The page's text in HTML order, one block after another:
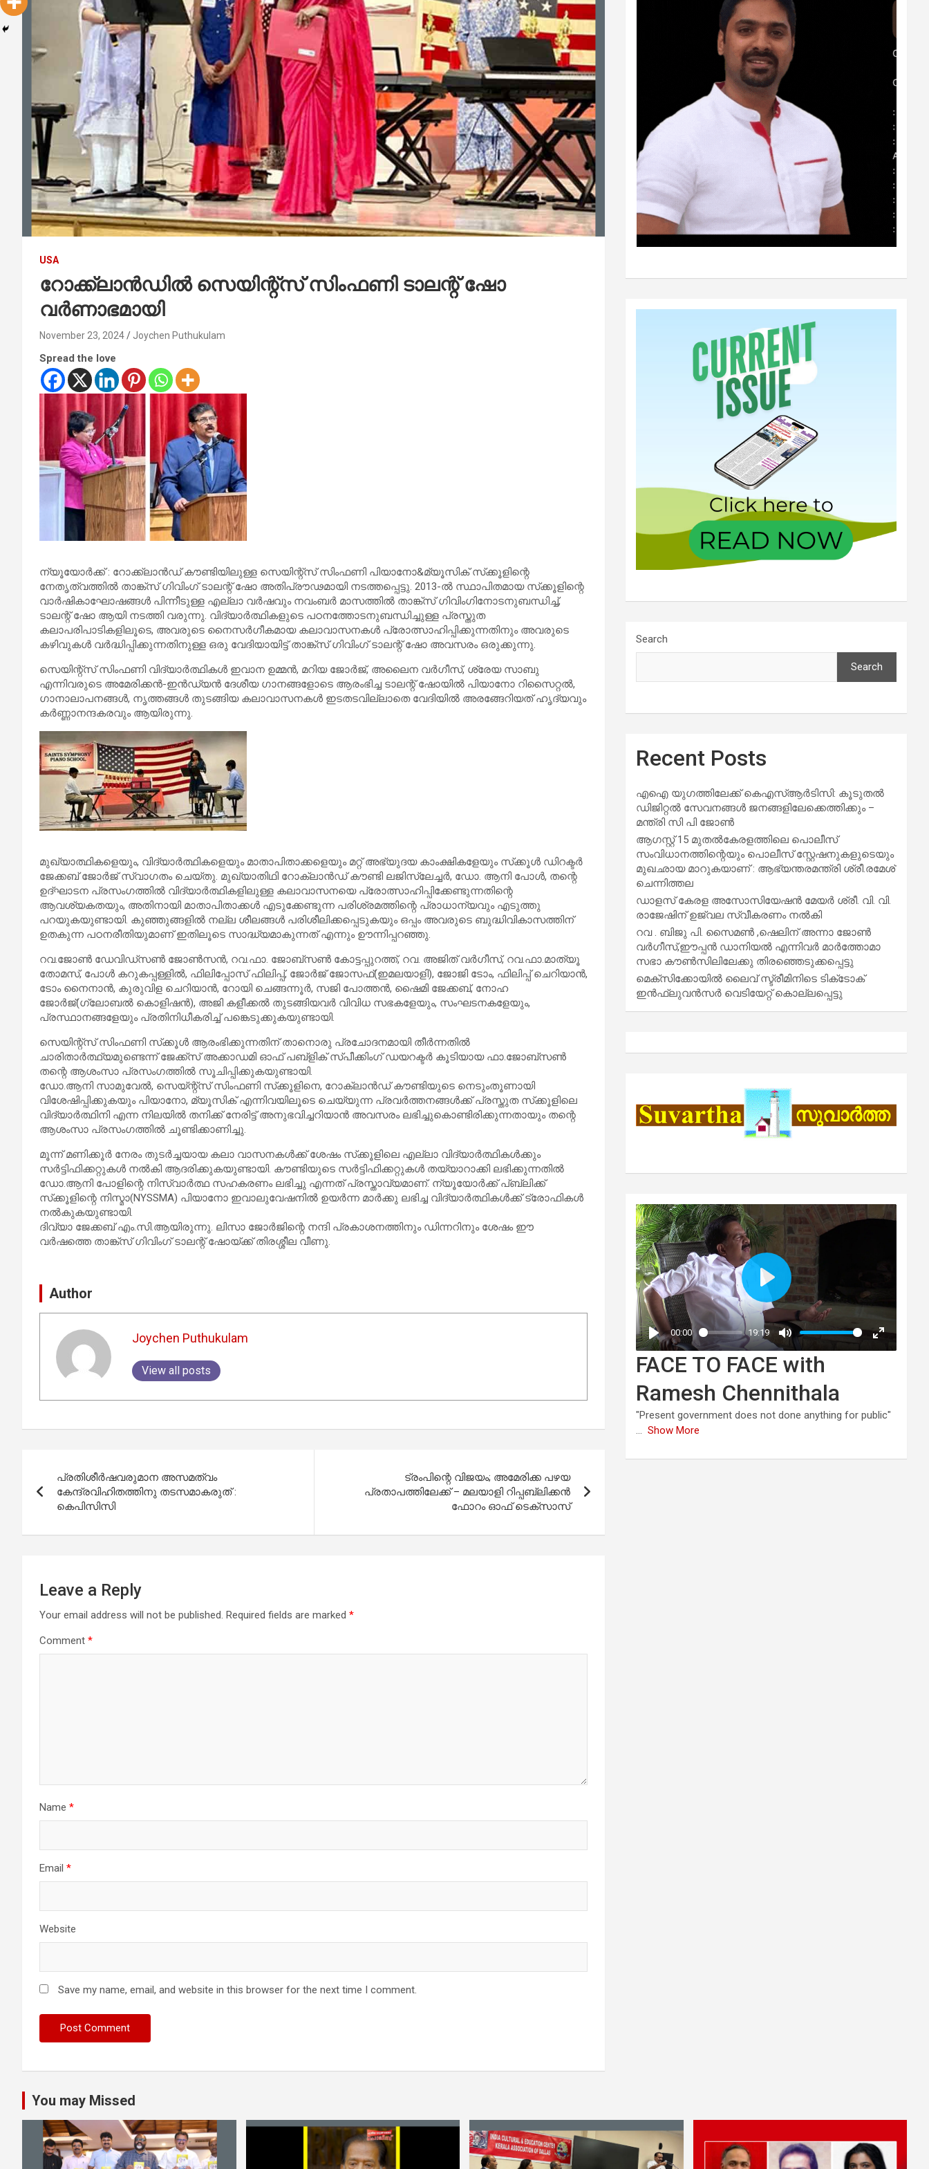
USA
റോക്ക്‌ലാന്‍ഡില്‍ സെയിന്റ്‌സ് സിംഫണി ടാലന്റ് ഷോ
വർണാഭമായി
November 23, 2024 Joychen Puthukulam
Spread the love
ന്യൂയോര്‍ക്ക് : റോക്ക്‌ലാന്‍ഡ് കൗണ്ടിയിലുള്ള സെയിന്റ്‌സ് സിംഫണി പിയാനോ&മ്യൂസിക് സ്‌ക്കൂളിന്റെ
നേതൃത്വത്തില്‍ താങ്ക്‌സ് ഗിവിംഗ് ടാലന്റ് ഷോ അതിപ്രൗഢമായി നടത്തപ്പെട്ടു. 2013-ല്‍ സ്ഥാപിതമായ സ്‌ക്കൂളിന്റെ
വാര്‍ഷികാഘോഷങ്ങള്‍ പിന്നീടുള്ള എല്ലാ വര്‍ഷവും നവംബര്‍ മാസത്തില്‍ താങ്ക്‌സ് ഗിവിംഗിനോടനുബന്ധിച്ച്,
ടാലന്റ് ഷോ ആയി നടത്തി വരുന്നു. വിദ്യാര്‍ത്ഥികളുടെ പഠനത്തോടനുബന്ധിച്ചുള്ള പ്രസ്തുത
കലാപരിപാടികളിലൂടെ, അവരുടെ നൈസര്‍ഗീകമായ കലാവാസനകള്‍ പ്രോത്സാഹിപ്പിക്കുന്നതിനും അവരുടെ
കഴിവുകള്‍ വര്‍ദ്ധിപ്പിക്കുന്നതിനുള്ള ഒരു വേദിയായിട്ട് താങ്ക്‌സ് ഗിവിംഗ് ടാലന്റ് ഷോ അവസരം ഒരുക്കുന്നു.
സെയിന്റ്‌സ് സിംഫണി വിദ്യാര്‍ത്ഥികള്‍ ഇവാന ഉമ്മന്‍, മറിയ ജോര്‍ജ്, അലൈന വര്‍ഗീസ്, ശ്രേയ സാബു
എന്നിവരുടെ അമേരിക്കന്‍-ഇന്‍ഡ്യന്‍ ദേശീയ ഗാനങ്ങളോടെ ആരംഭിച്ച ടാലന്റ് ഷോയില്‍ പിയാനോ റിസൈറ്റല്‍,
ഗാനാലാപനങ്ങള്‍, നൃത്തങ്ങള്‍ തുടങ്ങിയ കലാവാസനകള്‍ ഇടതടവില്ലാതെ വേദിയില്‍ അരങ്ങേറിയത് ഹൃദ്യവും
കര്‍ണ്ണാനന്ദകരവും ആയിരുന്നു.
മുഖ്യാത്ഥികളെയും, വിദ്യാര്‍ത്ഥികളെയും മാതാപിതാക്കളെയും മറ്റ് അഭ്യുദയ കാംക്ഷികളേയും സ്‌ക്കൂള്‍ ഡിറക്ടര്‍
ജേക്കബ് ജോര്‍ജ് സ്വാഗതം ചെയ്തു. മുഖ്യാതിഥി റോക്ലാന്‍ഡ് കൗണ്ടി ലജിസ്ലേച്ചര്‍, ഡോ. ആനി പോള്‍, തന്റെ
ഉദ്ഘാടന പ്രസംഗത്തില്‍ വിദ്യാര്‍ത്ഥികളിലുള്ള കലാവാസനയെ പ്രോത്സാഹിപ്പിക്കേണ്ടുന്നതിന്റെ
ആവശ്യകതയും, അതിനായി മാതാപിതാക്കള്‍ എടുക്കേണ്ടുന്ന പരിശ്രമത്തിന്റെ പ്രാധാന്യവും എടുത്തു
പറയുകയുണ്ടായി. കുഞ്ഞുങ്ങളില്‍ നല്ല ശീലങ്ങള്‍ പരിശീലിക്കപ്പെടുകയും ഒപ്പം അവരുടെ ബുദ്ധിവികാസത്തിന്
ഉതകുന്ന പഠനരീതിയുമാണ് ഇതിലൂടെ സാദ്ധ്യമാകുന്നത് എന്നും ഊന്നിപ്പറഞ്ഞു.
റവ.ജോണ്‍ ഡേവിഡ്‌സണ്‍ ജോണ്‍സന്‍, റവ.ഫാ. ജോബ്‌സണ്‍ കോട്ടപ്പുറത്ത്, റവ. അജിത് വര്‍ഗീസ്, റവ.ഫാ.മാത്യൂ
തോമസ്, പോള്‍ കറുകപ്പള്ളില്‍, ഫിലിപ്പോസ് ഫിലിപ്പ്, ജോര്‍ജ് ജോസഫ്(ഇമലയാളി), ജോജി ടോം, ഫിലിപ്പ് ചെറിയാന്‍,
ടോം നൈനാന്‍, കുരുവിള ചെറിയാന്‍, റോയി ചെങ്ങന്നൂര്‍, സജി പോത്തന്‍, ഷൈമി ജേക്കബ്, നോഹ
ജോര്‍ജ്(ഗ്ലോബല്‍ കൊളിഷന്‍), അജി കളീക്കല്‍ തുടങ്ങിയവര്‍ വിവിധ സഭകളേയും, സംഘടനകളേയും,
പ്രസ്ഥാനങ്ങളേയും പ്രതിനിധീകരിച്ച് പങ്കെടുക്കുകയുണ്ടായി.
സെയിന്റ്‌സ് സിംഫണി സ്‌ക്കൂള്‍ ആരംഭിക്കുന്നതിന് താനൊരു പ്രചോദനമായി തീര്‍ന്നതില്‍
ചാരിതാര്‍ത്ഥ്യമുണ്ടെന്ന് ജേക്ക്‌സ് അക്കാഡമി ഓഫ് പബ്‌ളിക് സ്പീക്കിംഗ് ഡയറക്ടര്‍ കൂടിയായ ഫാ.ജോബ്‌സണ്‍
തന്റെ ആശംസാ പ്രസംഗത്തില്‍ സൂചിപ്പിക്കുകയുണ്ടായി.
ഡോ.ആനി സാമുവേല്‍, സെയ്ന്റ്‌സ് സിംഫണി സ്‌ക്കൂളിനെ, റോക്ലാന്‍ഡ് കൗണ്ടിയുടെ നെടുംതൂണായി
വിശേഷിപ്പിക്കുകയും പിയാനോ, മ്യൂസിക് എന്നിവയിലൂടെ ചെയ്യുന്ന പ്രവര്‍ത്തനങ്ങള്‍ക്ക് പ്രസ്തുത സ്‌ക്കൂളിലെ
വിദ്യാര്‍ത്ഥിനി എന്ന നിലയില്‍ തനിക്ക് നേരിട്ട് അനുഭവിച്ചറിയാന്‍ അവസരം ലഭിച്ചുകൊണ്ടിരിക്കുന്നതായും തന്റെ
ആശംസാ പ്രസംഗത്തില്‍ ചൂണ്ടിക്കാണിച്ചു.
മൂന്ന് മണിക്കൂര്‍ നേരം തുടര്‍ച്ചയായ കലാ വാസനകള്‍ക്ക് ശേഷം സ്‌ക്കൂളിലെ എല്ലാ വിദ്യാര്‍ത്ഥികള്‍ക്കും
സര്‍ട്ടിഫിക്കറ്റുകള്‍ നല്‍കി ആദരിക്കുകയുണ്ടായി. കൗണ്ടിയുടെ സര്‍ട്ടിഫിക്കറ്റുകള്‍ തയ്യാറാക്കി ലഭിക്കുന്നതില്‍
ഡോ.ആനി പോളിന്റെ നിസ്വാര്‍ത്ഥ സഹകരണം ലഭിച്ചു എന്നത് പ്രസ്താവ്യമാണ്. ന്യൂയോര്‍ക്ക് പ്ബ്ലിക്ക്
സ്‌ക്കൂളിന്റെ നിസ്മാ(NYSSMA) പിയാനോ ഇവാലുവേഷനില്‍ ഉയര്‍ന്ന മാര്‍ക്കു ലഭിച്ച വിദ്യാര്‍ത്ഥികള്‍ക്ക് ട്രോഫികള്‍
നല്‍കുകയുണ്ടായി.
ദിവ്യാ ജേക്കബ് എം.സി.ആയിരുന്നു. ലിസാ ജോര്‍ജിന്റെ നന്ദി പ്രകാശനത്തിനും ഡിന്നറിനും ശേഷം ഈ
വര്‍ഷത്തെ താങ്ക്‌സ് ഗിവിംഗ് ടാലന്റ് ഷോയ്ക്ക് തിരശ്ശീല വീണു.
Author
Joychen Puthukulam
View all posts
navigation
പ്രതിശീര്‍ഷവരുമാന അസമത്വം
കേന്ദ്രവിഹിതത്തിനു തടസമാകരുത് :
കെപിസിസി
ട്രംപിന്റെ വിജയം; അമേരിക്ക പഴയ
പ്രതാപത്തിലേക്ക്‌ – മലയാളി റിപ്പബ്ലിക്കൻ
ഫോറം ഓഫ് ടെക്സാസ്
Leave a Reply
Your email address will not be published. Required fields are marked *
Comment *
Name *
Email *
Website
Save my name, email, and website in this browser for the next time I comment.
Search
Search
Recent Posts
എഐ യുഗത്തിലേക്ക് കെഎസ്ആർടിസി: കൂടുതൽ
ഡിജിറ്റൽ സേവനങ്ങൾ ജനങ്ങളിലേക്കെത്തിക്കും –
മന്ത്രി സി പി ജോൺ
ആഗസ്റ്റ് 15 മുതല്‍കേരളത്തിലെ പൊലീസ്
സംവിധാനത്തിന്റെയും പൊലീസ് സ്റ്റേഷനുകളുടെയും
മുഖഛായ മാറുകയാണ് : ആഭ്യന്തരമന്ത്രി ശ്രീ.രമേശ്
ചെന്നിത്തല
ഡാളസ് കേരള അസോസിയേഷൻ മേയർ ശ്രീ. വി. വി.
രാജേഷിന് ഉജ്വല സ്വീകരണം നൽകി
റവ . ബിജു പി. സൈമൺ ,ഷെലിന് അന്നാ ജോൺ
വർഗീസ്,ഈപ്പൻ ഡാനിയൽ എന്നിവർ മാർത്തോമാ
സഭാ കൗൺസിലിലേക്കു തിരഞ്ഞെടുക്കപ്പെട്ടു
മെക്സിക്കോയിൽ ലൈവ് സ്ട്രീമിനിടെ ടിക്‌ടോക്
ഇൻഫ്ലുവൻസർ വെടിയേറ്റ് കൊല്ലപ്പെട്ടു
FACE TO FACE with
Ramesh Chennithala
"Present government does not done anything for public"
... Show More
You may Missed